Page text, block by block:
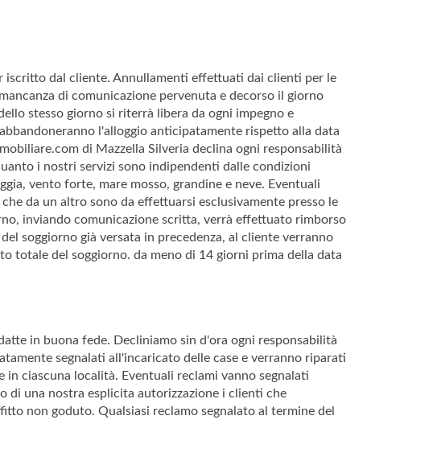
iscritto dal cliente. Annullamenti effettuati dai clienti per le
di comunicazione pervenuta e decorso il giorno
stesso giorno si riterrà libera da ogni impegno e
l'alloggio anticipatamente rispetto alla data
di Mazzella Silveria declina ogni responsabilità
i nostri servizi sono indipendenti dalle condizioni
vento forte, mare mosso, grandine e neve. Eventuali
da un altro sono da effettuarsi esclusivamente presso le
inviando comunicazione scritta, verrà effettuato rimborso
soggiorno già versata in precedenza, al cliente verranno
totale del soggiorno. da meno di 14 giorni prima della data
in buona fede. Decliniamo sin d'ora ogni responsabilità
segnalati all'incaricato delle case e verranno riparati
ciascuna località. Eventuali reclami vanno segnalati
di una nostra esplicita autorizzazione i clienti che
non goduto. Qualsiasi reclamo segnalato al termine del